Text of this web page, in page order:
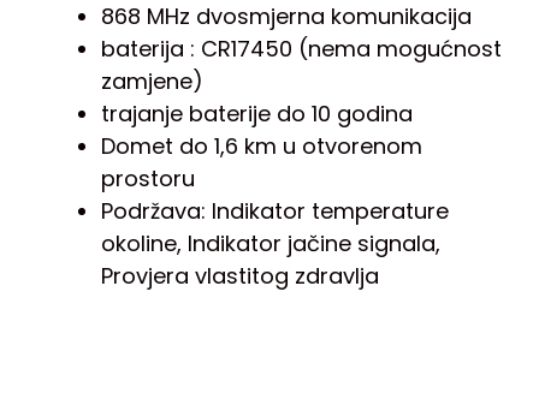
868 MHz dvosmjerna komunikacija
baterija : CR17450 (nema mogućnost
zamjene)
trajanje baterije do 10 godina
Domet do 1,6 km u otvorenom
prostoru
Podržava: Indikator temperature
okoline, Indikator jačine signala,
Provjera vlastitog zdravlja